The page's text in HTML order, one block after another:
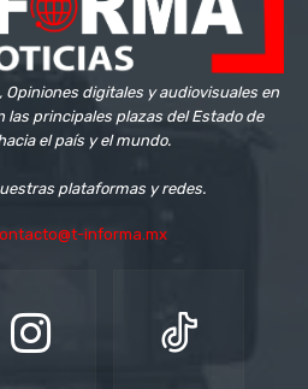
Opiniones digitales y audiovisuales en
las principales plazas del Estado de
el país y el mundo.
plataformas y redes.
informa.mx